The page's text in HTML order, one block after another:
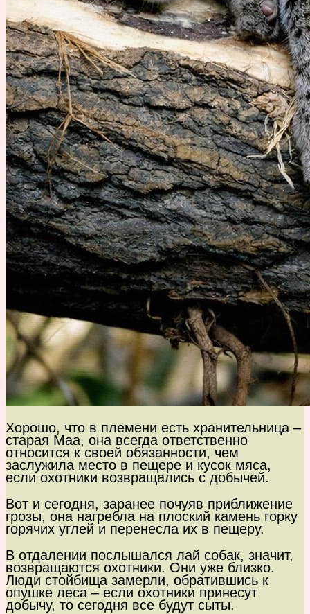
Хорошо, что в племени есть хранительница –
старая Маа, она всегда ответственно
относится к своей обязанности, чем
заслужила место в пещере и кусок мяса,
если охотники возвращались с добычей.
Вот и сегодня, заранее почуяв приближение
грозы, она нагребла на плоский камень горку
горячих углей и перенесла их в пещеру.
В отдалении послышался лай собак, значит,
возвращаются охотники. Они уже близко.
Люди стойбища замерли, обратившись к
опушке леса – если охотники принесут
добычу, то сегодня все будут сыты.